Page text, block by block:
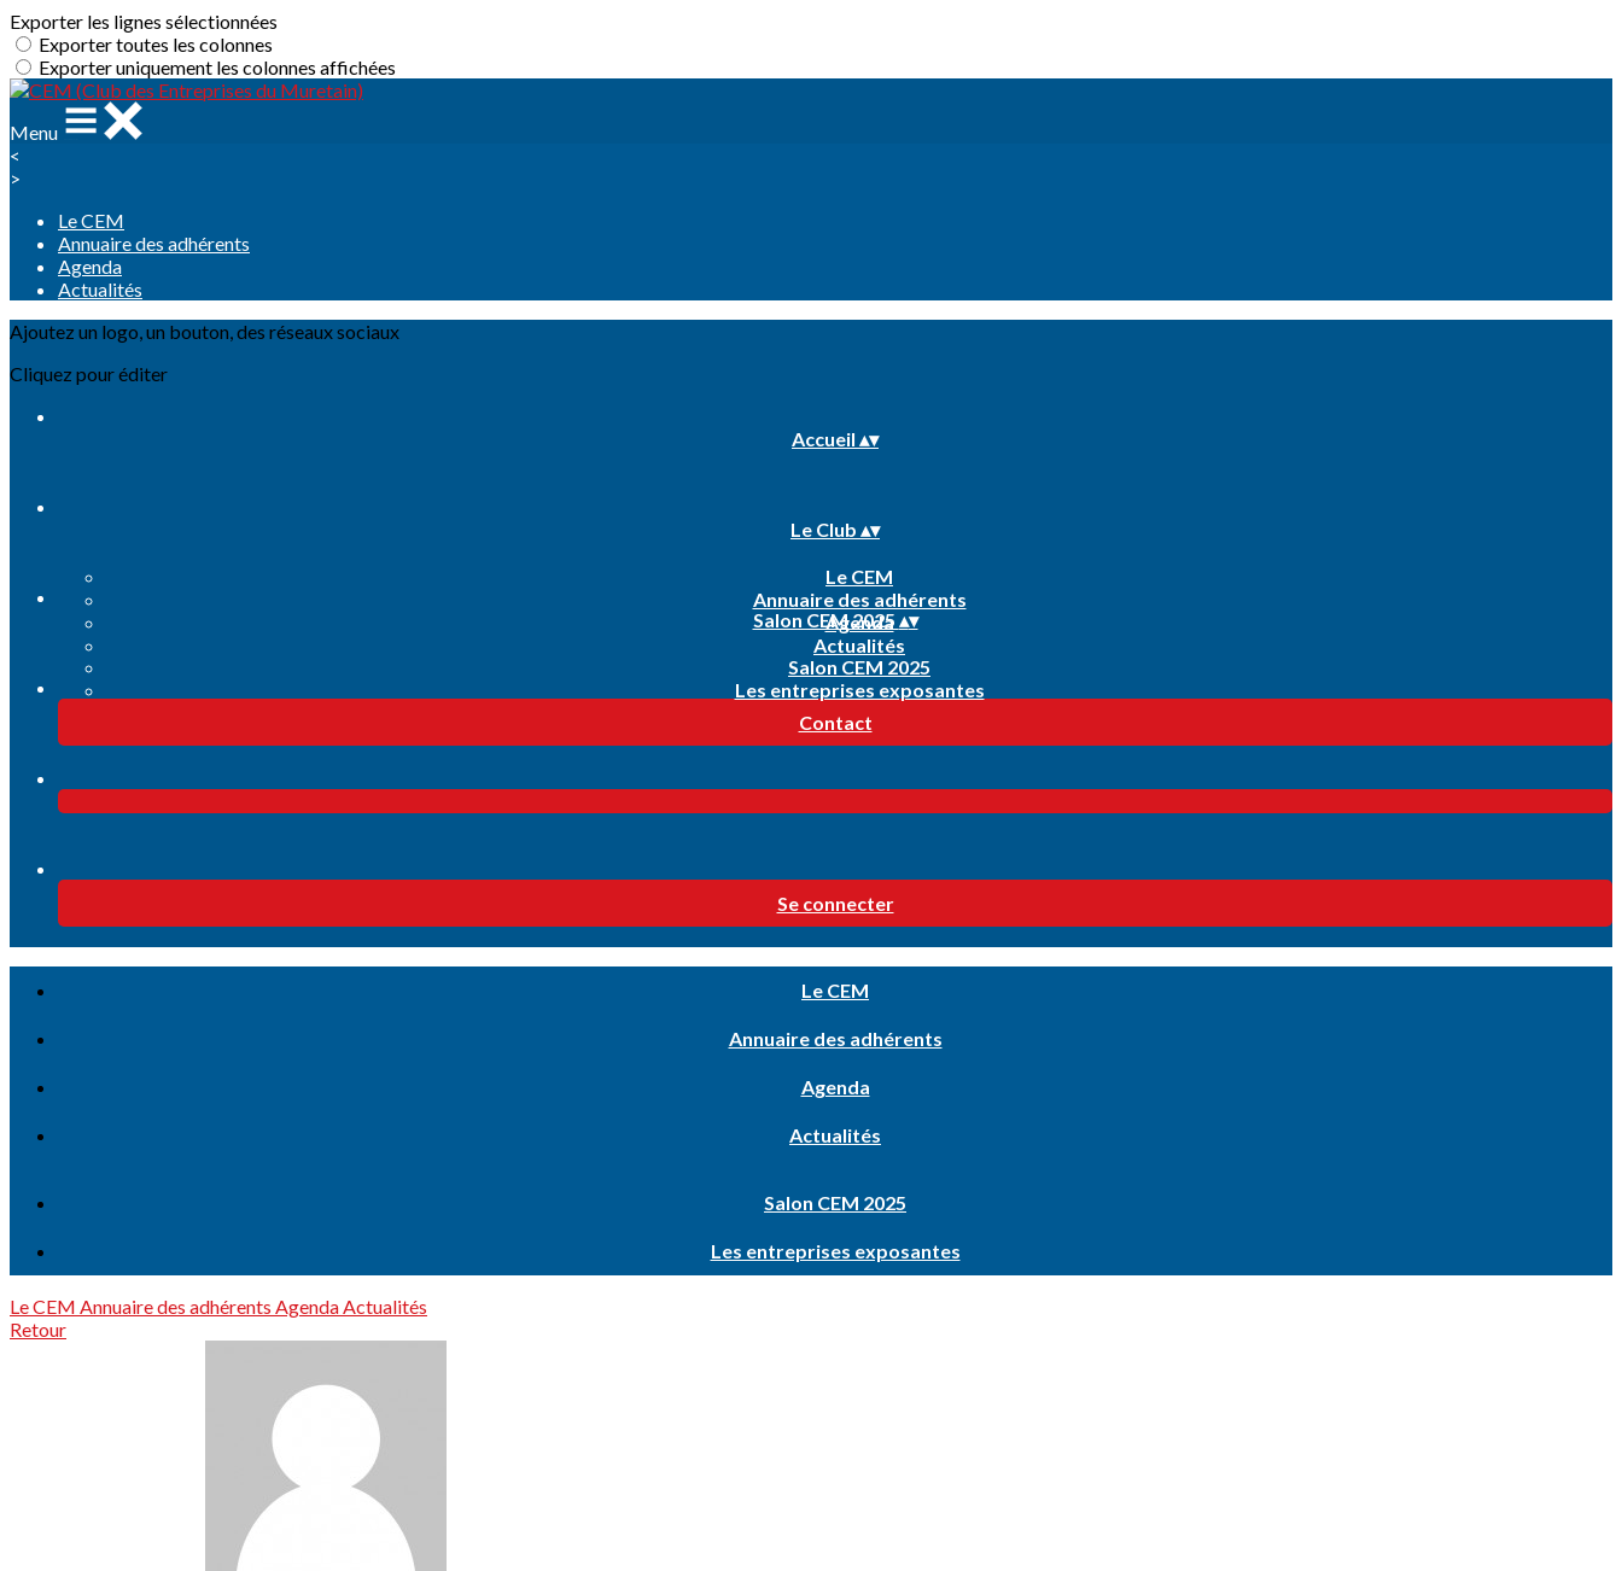
Exporter les lignes sélectionnées
Exporter toutes les colonnes
Exporter uniquement les colonnes affichées
Menu
<
>
Le CEM
Annuaire des adhérents
Agenda
Actualités
Ajoutez un logo, un bouton, des réseaux sociaux
Cliquez pour éditer
Accueil ▴▾
Le Club ▴▾
Le CEM
Annuaire des adhérents
Agenda
Actualités
Salon CEM 2025 ▴▾
Salon CEM 2025
Les entreprises exposantes
Contact
Se connecter
Le CEM
Annuaire des adhérents
Agenda
Actualités
Salon CEM 2025
Les entreprises exposantes
Le CEM Annuaire des adhérents AgendaActualités
Retour